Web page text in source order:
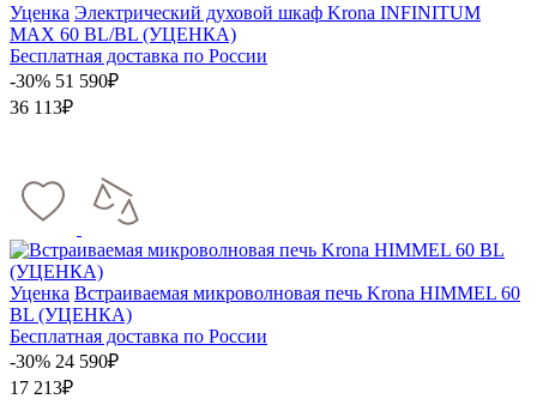
Уценка Электрический духовой шкаф Krona INFINITUM
MAX 60 BL/BL (УЦЕНКА)
Бесплатная доставка по России
-30% 51 590₽
36 113₽
Уценка Встраиваемая микроволновая печь Krona HIMMEL 60
BL (УЦЕНКА)
Бесплатная доставка по России
-30% 24 590₽
17 213₽